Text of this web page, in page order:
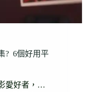
? 6個好用平
愛好者，…